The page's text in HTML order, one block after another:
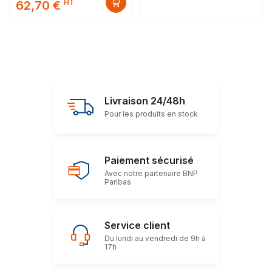
62,70 € HT
Livraison 24/48h
Pour les produits en stock
Paiement sécurisé
Avec notre partenaire BNP
Paribas
Service client
Du lundi au vendredi de 9h à
17h